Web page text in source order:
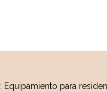
: Equipamiento para